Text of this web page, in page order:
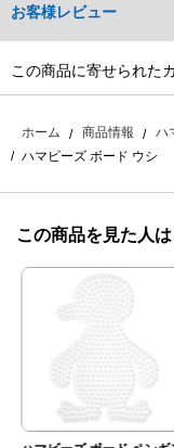
お客様レビュー
この商品に寄せられた
ホーム 商品情報 ハ
ハマビーズ ボード ウシ
この商品を見た人